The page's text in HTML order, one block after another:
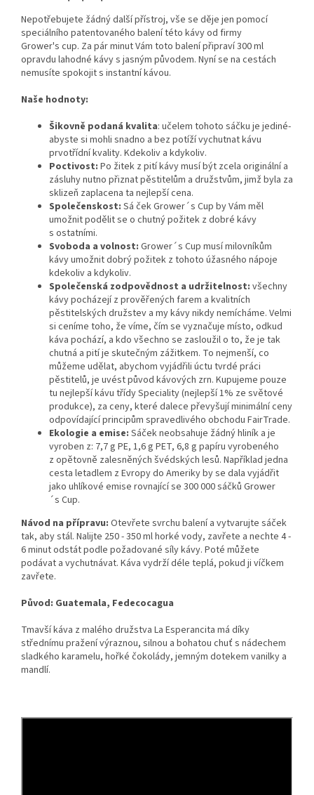
Nepotřebujete žádný další přístroj, vše se děje jen pomocí
speciálního patentovaného balení této kávy od firmy
Grower's cup. Za pár minut Vám toto balení připraví 300 ml
opravdu lahodné kávy s jasným původem. Nyní se na cestách
nemusíte spokojit s instantní kávou.
Naše hodnoty:
Šikovně podaná kvalita: učelem tohoto sáčku je jediné-
abyste si mohli snadno a bez potíží vychutnat kávu
prvotřídní kvality. Kdekoliv a kdykoliv.
Poctivost: Po žitek z pití kávy musí být zcela originální a
zásluhy nutno přiznat pěstitelům a družstvům, jimž byla za
sklizeň zaplacena ta nejlepší cena.
Společenskost: Sá ček Grower´s Cup by Vám měl
umožnit podělit se o chutný požitek z dobré kávy
s ostatními.
Svoboda a volnost: Grower´s Cup musí milovníkům
kávy umožnit dobrý požitek z tohoto úžasného nápoje
kdekoliv a kdykoliv.
Společenská zodpovědnost a udržitelnost: všechny
kávy pocházejí z prověřených farem a kvalitních
pěstitelských družstev a my kávy nikdy nemícháme. Velmi
si ceníme toho, že víme, čím se vyznačuje místo, odkud
káva pochází, a kdo všechno se zasloužil o to, že je tak
chutná a pití je skutečným zážitkem. To nejmenší, co
můžeme udělat, abychom vyjádřili úctu tvrdé práci
pěstitelů, je uvést původ kávových zrn. Kupujeme pouze
tu nejlepší kávu třídy Speciality (nejlepší 1% ze světové
produkce), za ceny, které dalece převyšují minimální ceny
odpovídající principům spravedlivého obchodu FairTrade.
Ekologie a emise: Sáček neobsahuje žádný hliník a je
vyroben z: 7,7 g PE, 1,6 g PET, 6,8 g papíru vyrobeného
z opětovně zalesněných švédských lesů. Například jedna
cesta letadlem z Evropy do Ameriky by se dala vyjádřit
jako uhlíkové emise rovnající se 300 000 sáčků Grower
´s Cup.
Návod na přípravu: Otevřete svrchu balení a vytvarujte sáček
tak, aby stál. Nalijte 250 - 350 ml horké vody, zavřete a nechte 4 -
6 minut odstát podle požadované síly kávy. Poté můžete
podávat a vychutnávat. Káva vydrží déle teplá, pokud ji víčkem
zavřete.
Původ: Guatemala, Fedecocagua
Tmavší káva z malého družstva La Esperancita má díky
střednímu pražení výraznou, silnou a bohatou chuť s nádechem
sladkého karamelu, hořké čokolády, jemným dotekem vanilky a
mandlí.